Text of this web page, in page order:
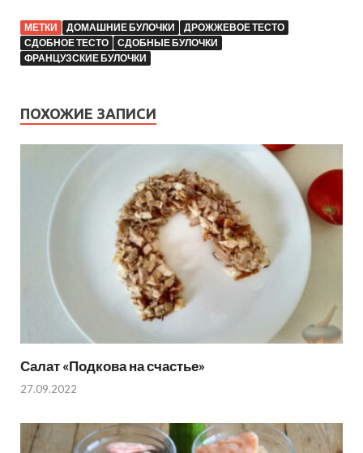
МЕТКИ ДОМАШНИЕ БУЛОЧКИ
ДРОЖЖЕВОЕ ТЕСТО
СДОБНОЕ ТЕСТО
СДОБНЫЕ БУЛОЧКИ
ФРАНЦУЗСКИЕ БУЛОЧКИ
ПОХОЖИЕ ЗАПИСИ
Салат «Подкова на счастье»
27.09.2022